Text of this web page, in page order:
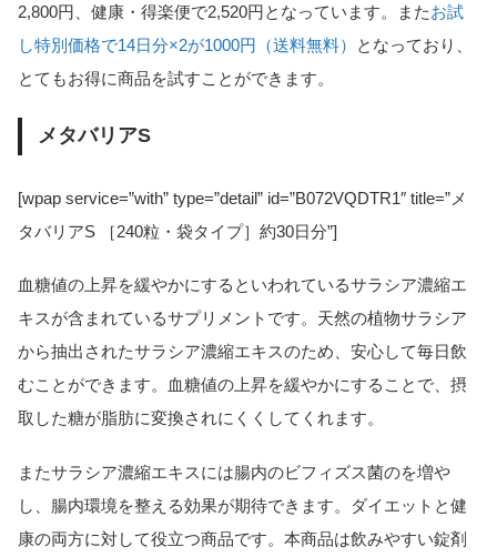
2,800円、健康・得楽便で2,520円となっています。またお試
し特別価格で14日分×2が1000円（送料無料）
となっており、
とてもお得に商品を試すことができます。
メタバリアS
[wpap service=”with” type=”detail” id=”B072VQDTR1″ title=”メ
タバリアS ［240粒・袋タイプ］約30日分”]
血糖値の上昇を緩やかにするといわれているサラシア濃縮エ
キスが含まれているサプリメントです。天然の植物サラシア
から抽出されたサラシア濃縮エキスのため、安心して毎日飲
むことができます。血糖値の上昇を緩やかにすることで、摂
取した糖が脂肪に変換されにくくしてくれます。
またサラシア濃縮エキスには腸内のビフィズス菌のを増や
し、腸内環境を整える効果が期待できます。ダイエットと健
康の両方に対して役立つ商品です。本商品は飲みやすい錠剤